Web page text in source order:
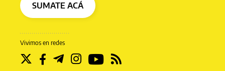
Vivimos en redes
SUMATE ACÁ